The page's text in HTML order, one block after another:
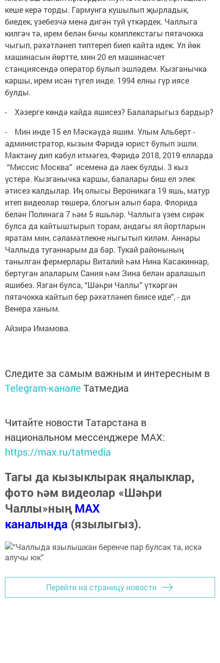
кеше керә торды. Гармунга кушылып җырладык,
биедек, үзебезчә менә дигән туй үткәрдек. Чаллыга
килгәч тә, ирем белән 6нчы комплекстагы пятачокка
чыгып, рәхәтләнеп типтереп биеп кайта идек. Ул йөк
машинасын йөртте, мин 20 ел машинасчет
станциясендә оператор булып эшләдем. Кызганычка
каршы, ирем исән түгел инде. 1994 елны гүр иясе
булды.
- Хәзерге көндә кайда яшисез? Балаларыгыз бардыр?
- Мин инде 15 ел Мәскәүдә яшим. Улым Альберт -
администратор, кызым Фәридә юрист булып эшли.
Мактану дип кабул итмәгез, Фәридә 2018, 2019 елларда
“Миссис Москва” исеменә дә лаек булды. 3 кыз
үстерә. Кызганычка каршы, балалары биш ел элек
әтисез калдылар. Иң олысы Вероникага 19 яшь, матур
итеп видеолар төшерә, блогын алып бара. Флорида
белән Полинага 7 һәм 5 яшьләр. Чаллыга үзем сирәк
булса да кайтыштырып торам, андагы ял йортларын
яратам мин, сәламәтлекне ныгытып киләм. Аннары
Чаллыда туганнарым да бар. Тукай районының
танылган фермерлары Виталий һәм Нина Касакиннар,
бертуган апаларым Сания һәм Зина белән аралашып
яшибез. Язган булса, “Шәһри Чаллы” үткәргән
пятачокка кайтып бер рәхәтләнеп биисе иде”, - ди
Венера ханым.
Айзирә Имамова.
Следите за самым важным и интересным в
Telegram-канале Татмедиа
Читайте новости Татарстана в
национальном мессенджере MАХ:
https://max.ru/tatmedia
Тагы да кызыклырак яңалыклар,
фото һәм видеолар «Шәһри
Чаллы»ныңMAX
каналында (язылыгыз).
Перейти на страницу новости